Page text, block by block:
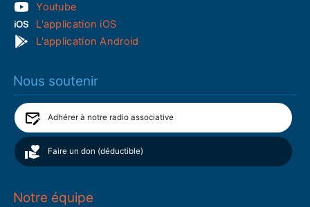
Youtube
L'application iOS
L'application Android
Nous soutenir
Adhérer à notre radio associative
Faire un don (déductible)
Notre équipe